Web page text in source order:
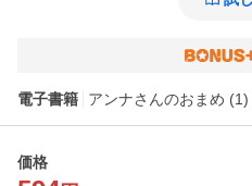
電子書籍 アンナさんのおまめ
価格